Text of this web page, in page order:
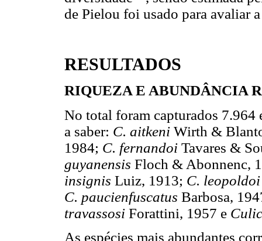
de Pielou foi usado para avaliar
RESULTADOS
RIQUEZA E ABUNDÂNCIA
No total foram capturados 7.964
a saber: C. aitkeni Wirth &
1984; C. fernandoi Tavares &
guyanensis Floch & Abonnenc,
insignis Luiz, 1913; C.
C. paucienfuscatus Barbosa,
travassosi Forattini, 1957 e
As espécies mais abundantes